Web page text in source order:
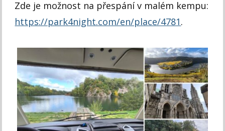
Zde je možnost na přespání v malém kempu:
https://park4night.com/en/place/4781.